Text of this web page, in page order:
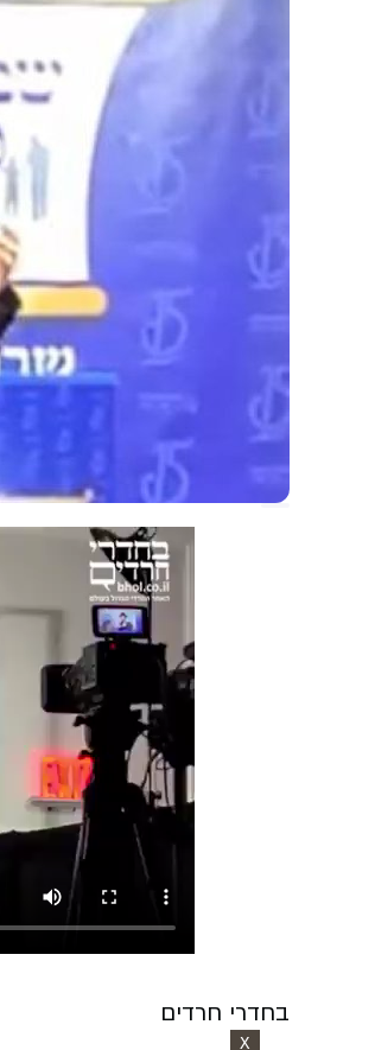
בחדרי חרדים
X